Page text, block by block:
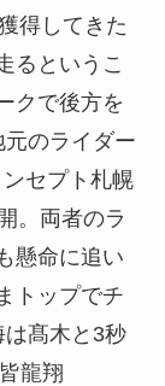
得してきた
るというこ
クで後方を
のライダー
セプト札幌
。両者のラ
懸命に追い
トップでチ
は髙木と3秒
龍翔